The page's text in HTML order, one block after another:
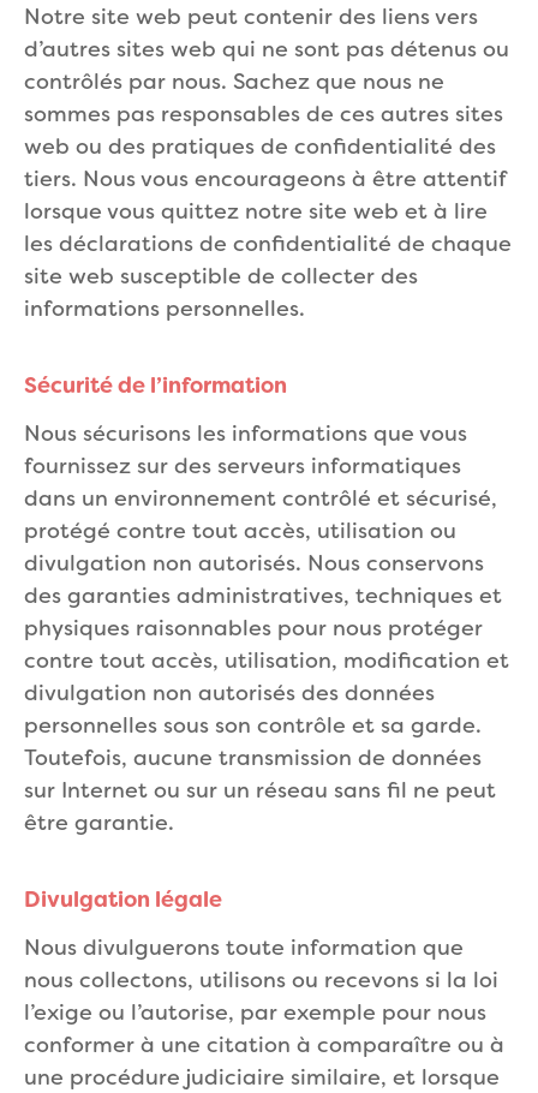
Notre site web peut contenir des liens vers
d’autres sites web qui ne sont pas détenus ou
contrôlés par nous. Sachez que nous ne
sommes pas responsables de ces autres sites
web ou des pratiques de confidentialité des
tiers. Nous vous encourageons à être attentif
lorsque vous quittez notre site web et à lire
les déclarations de confidentialité de chaque
site web susceptible de collecter des
informations personnelles.
Sécurité de l’information
Nous sécurisons les informations que vous
fournissez sur des serveurs informatiques
dans un environnement contrôlé et sécurisé,
protégé contre tout accès, utilisation ou
divulgation non autorisés. Nous conservons
des garanties administratives, techniques et
physiques raisonnables pour nous protéger
contre tout accès, utilisation, modification et
divulgation non autorisés des données
personnelles sous son contrôle et sa garde.
Toutefois, aucune transmission de données
sur Internet ou sur un réseau sans fil ne peut
être garantie.
Divulgation légale
Nous divulguerons toute information que
nous collectons, utilisons ou recevons si la loi
l’exige ou l’autorise, par exemple pour nous
conformer à une citation à comparaître ou à
une procédure judiciaire similaire, et lorsque